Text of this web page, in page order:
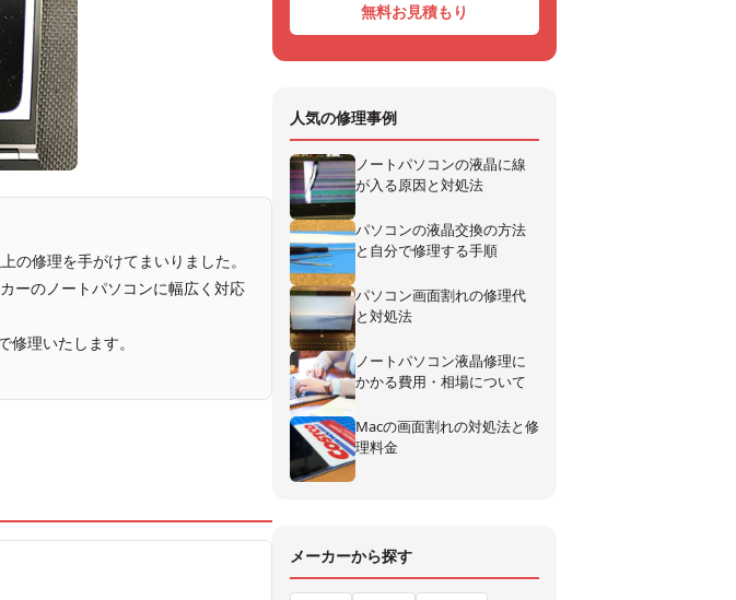
の修理を手がけてまいりました。
ーのノートパソコンに幅広く対応
理いたします。
無料お見積もり
人気の修理事例
ノートパソコンの液晶に線
が入る原因と対処法
パソコンの液晶交換の方法
と自分で修理する手順
パソコン画面割れの修理代
と対処法
ノートパソコン液晶修理に
かかる費用・相場について
Macの画面割れの対処法と修
理料金
メーカーから探す